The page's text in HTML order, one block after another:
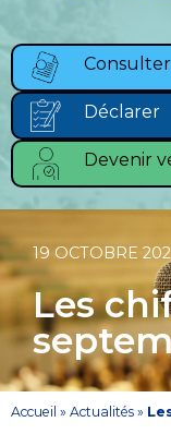
Consulter
Déclarer
Devenir
19 OCTOBRE
Les
Accueil » Actualités »